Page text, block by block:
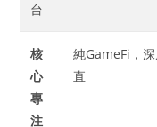
台
核
心
專
注
純GameFi，
直